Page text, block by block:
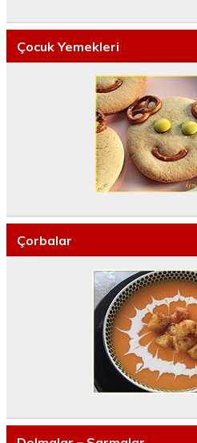
Çocuk Yemekleri
Çorbalar